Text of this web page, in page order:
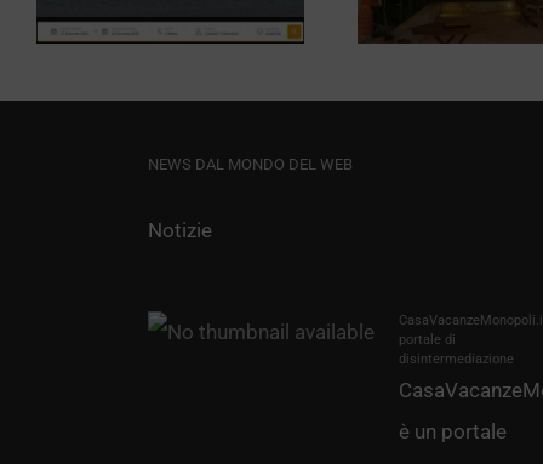
NEWS DAL MONDO DEL WEB
Notizie
portale di
disintermediazione
è un portale